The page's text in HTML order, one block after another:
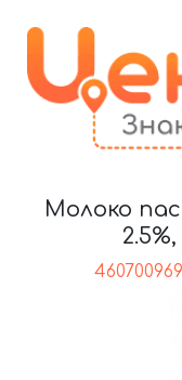
Молоко